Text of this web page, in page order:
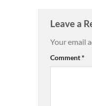
Leave a
Your email
Comment*